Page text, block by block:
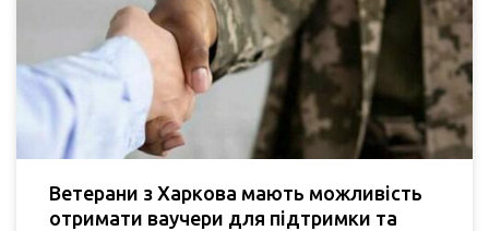
Ветерани з Харкова мають можливість
отримати ваучери для підтримки та